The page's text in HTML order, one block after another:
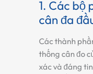
1. Các bộ
cân đa
Các thành
thống cân đo
xác và đáng